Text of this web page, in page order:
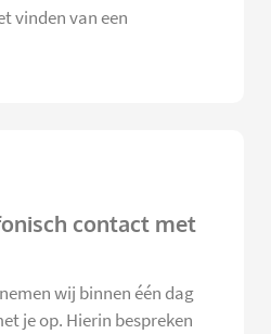
vinden van een
contact met
wij binnen één dag
je op. Hierin bespreken